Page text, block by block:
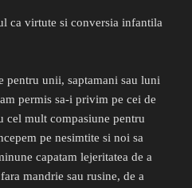
ca virtute si conversia infantila
pentru unii, saptamani sau luni
permis sa-i privim pe cei de
cel mult compasiune pentru
pe nesimtite si noi sa
capatam lejeritatea de a
mandrie sau rusine, de a